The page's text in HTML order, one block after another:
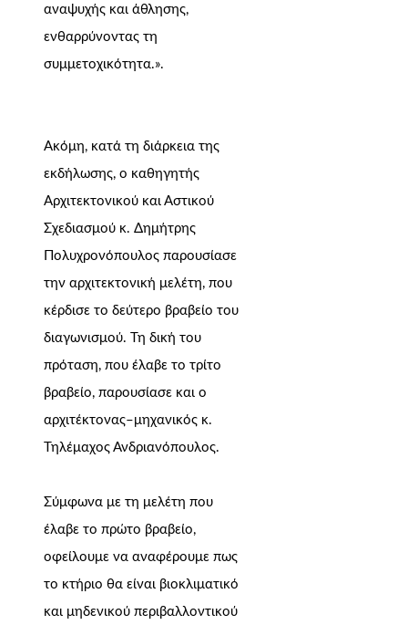
αναψυχής και άθλησης,
ενθαρρύνοντας τη
συμμετοχικότητα.».
Ακόμη, κατά τη διάρκεια της
εκδήλωσης, ο καθηγητής
Αρχιτεκτονικού και Αστικού
Σχεδιασμού κ. Δημήτρης
Πολυχρονόπουλος παρουσίασε
την αρχιτεκτονική μελέτη, που
κέρδισε το δεύτερο βραβείο του
διαγωνισμού. Τη δική του
πρόταση, που έλαβε το τρίτο
βραβείο, παρουσίασε και ο
αρχιτέκτονας–μηχανικός κ.
Τηλέμαχος Ανδριανόπουλος.
Σύμφωνα με τη μελέτη που
έλαβε το πρώτο βραβείο,
οφείλουμε να αναφέρουμε πως
το κτήριο θα είναι βιοκλιματικό
και μηδενικού περιβαλλοντικού